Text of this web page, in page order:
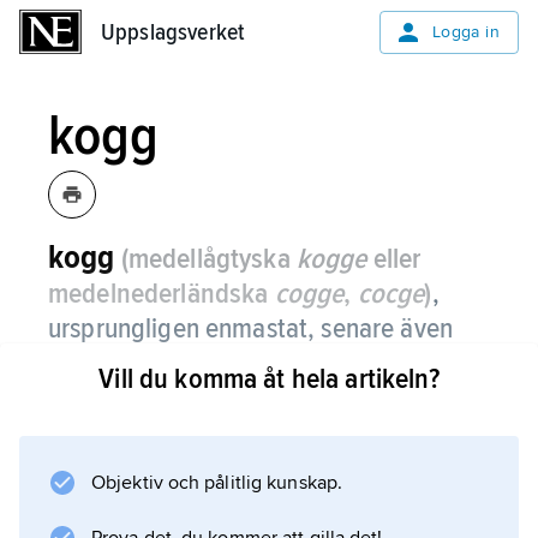
Uppslagsverket Logga in
kogg
kogg (medellågtyska koggeeller
medelnederländska cogge, cocge),
ursprungligen enmastat, senare även
två- och tremastat råsegelfartyg med
bogspröt, raka stävar och höga kastell.
fartygskonstruktionen med stävroder och
Vill du komma åt hela artikeln?
Objektiv och pålitlig kunskap.